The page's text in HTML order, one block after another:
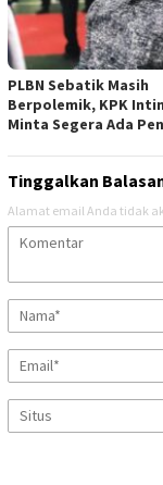
PLBN Sebatik Masih
Berpolemik, KPK
Minta Segera Ada
Tinggalkan
Alamat email Anda tidak